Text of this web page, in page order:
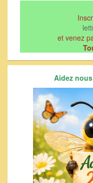
et venez
Aidez